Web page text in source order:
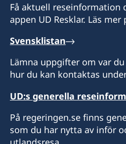
Få aktuell reseinformation
appen UD Resklar. Läs
Svensklistan
Lämna uppgifter om var
hur du kan kontaktas
UD:s generella
På regeringen.se finns
som du har nytta av inför